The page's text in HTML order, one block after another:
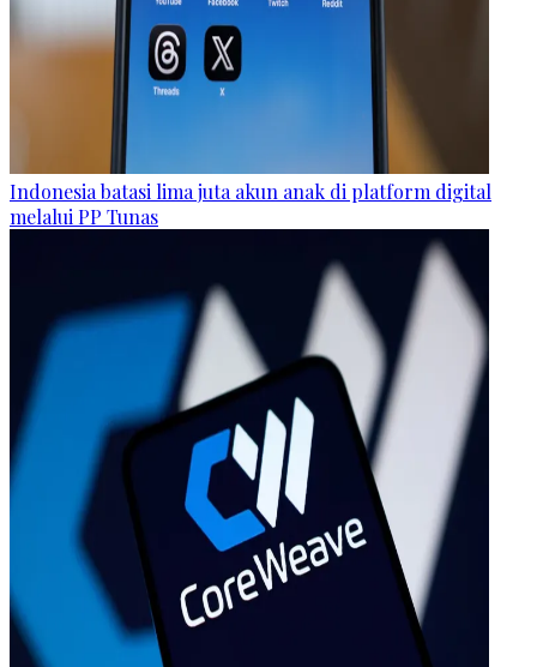
Indonesia batasi lima juta akun anak di platform digital
melalui PP Tunas